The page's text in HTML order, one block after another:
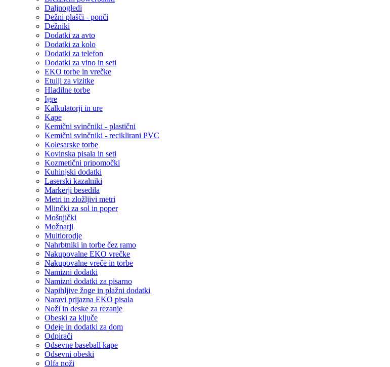
Daljnogledi
Dežni plašči - ponči
Dežniki
Dodatki za avto
Dodatki za kolo
Dodatki za telefon
Dodatki za vino in seti
EKO torbe in vrečke
Etuiji za vizitke
Hladilne torbe
Igre
Kalkulatorji in ure
Kape
Kemični svinčniki - plastični
Kemični svinčniki - reciklirani PVC
Kolesarske torbe
Kovinska pisala in seti
Kozmetični pripomočki
Kuhinjski dodatki
Laserski kazalniki
Markerji besedila
Metri in zložljivi metri
Mlinčki za sol in poper
Mošnjički
Možnarji
Multiorodje
Nahrbtniki in torbe čez ramo
Nakupovalne EKO vrečke
Nakupovalne vreče in torbe
Namizni dodatki
Namizni dodatki za pisarno
Napihljive žoge in plažni dodatki
Naravi prijazna EKO pisala
Noži in deske za rezanje
Obeski za ključe
Odeje in dodatki za dom
Odpirači
Odsevne baseball kape
Odsevni obeski
Olfa noži